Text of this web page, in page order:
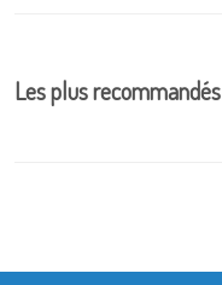
Les plus recommandés